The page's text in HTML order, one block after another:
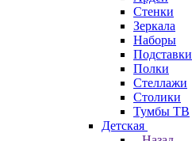
Стенки
Зеркала
Наборы
Подставки
Полки
Стеллажи
Столики
Тумбы ТВ
Детская